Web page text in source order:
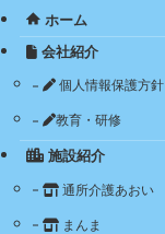
ホーム
会社紹介
個人情報保護方針
教育・研修
施設紹介
通所介護あおい
まんま